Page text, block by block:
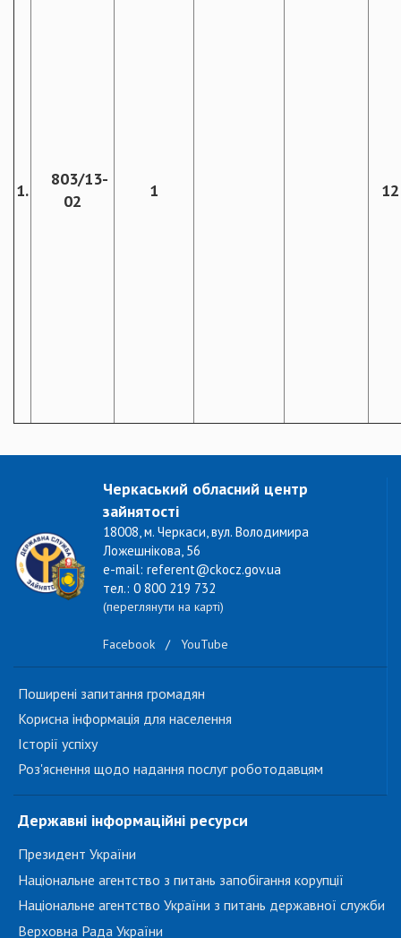
1.
803/13-
02
1 12
Черкаський обласний центр
зайнятості
18008, м. Черкаси, вул. Володимира
Ложешнікова, 56
e-mail: referent@ckocz.gov.ua
тел.: 0 800 219 732
(переглянути на карті)
Facebook / YouTube
Поширені запитання громадян
Корисна інформація для населення
Історії успіху
Роз'яснення щодо надання послуг роботодавцям
Державні інформаційні ресурси
Президент України
Національне агентство з питань запобігання корупції
Національне агентство України з питань державної служби
Верховна Рада України